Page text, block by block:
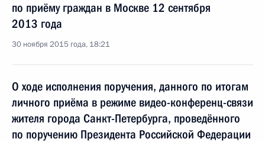
по приёму граждан в Москве 12 сентября
2013 года
30 ноября 2015 года, 18:21
О ходе исполнения поручения, данного по итогам
личного приёма в режиме видео-конференц-связи
жителя города Санкт-Петербурга, проведённого
по поручению Президента Российской Федерации